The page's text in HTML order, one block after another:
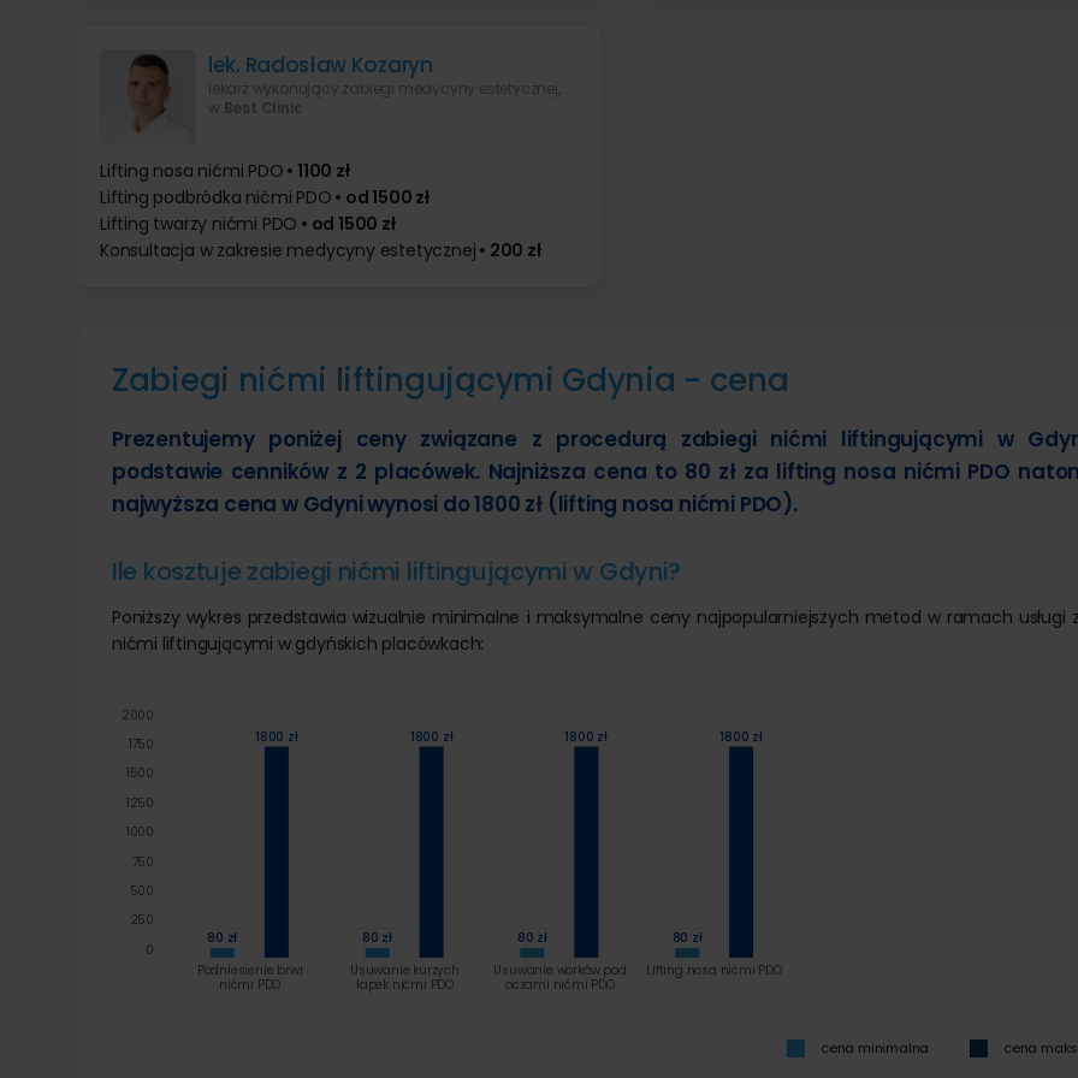
lek. Radosław Kozaryn
w Best Clinic
Lifting nosa nićmi PDO • 1100 zł
Lifting podbródka nićmi PDO • od 1500 zł
Lifting twarzy nićmi PDO • od 1500 zł
Konsultacja w zakresie medycyny estetycznej • 200 zł
Zabiegi nićmi liftingującymi Gdynia - cena
Prezentujemy poniżej ceny związane z procedurą zabiegi nićmi liftingującymi w
podstawie cenników z 2 placówek. Najniższa cena to 80 zł za lifting nosa nićmi PDO
najwyższa cena w Gdyni wynosi do 1800 zł (lifting nosa nićmi PDO).
Ile kosztuje zabiegi nićmi liftingującymi w Gdyni?
Poniższy wykres przedstawia wizualnie minimalne i maksymalne ceny najpopularniejszych metod w ramach usługi
nićmi liftingującymi w gdyńskich placówkach:
80 zł 80 zł 80 zł 80 zł
1800 zł 1800 zł 1800 zł 1800 zł
Podniesienie brwi
nićmi PDO
Usuwanie kurzych
łapek nićmi PDO
Usuwanie worków pod
oczami nićmi PDO
Lifting nosa nićmi PDO
0
250
500
750
1000
1250
1500
1750
2000
cena minimalna cena